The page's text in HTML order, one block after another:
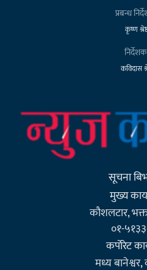
प्रबन्ध
कृष्ण
कविदास
सूचना
मुख्य
कौशलटार,
०१-
कर्पाेरेट
मध्य बानेश्वर,